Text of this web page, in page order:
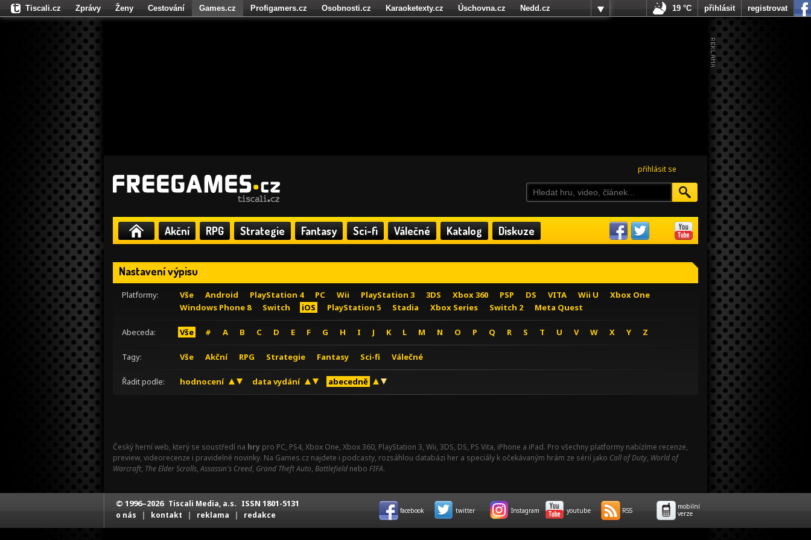
přihlásit se
Akční RPG Strategie Fantasy Sci-fi Válečné Katalog Diskuze
Nastavení výpisu
Platformy: Vše Android PlayStation 4 PC Wii PlayStation 3 3DS Xbox 360 PSP DS VITA Wii U
Xbox One
Windows Phone 8
Switch iOS PlayStation 5 Stadia Xbox Series Switch 2 Meta Quest
Abeceda: Vše # A B C D E F G H I J K L M N O P Q R S T U V W X Y Z
Tagy: Vše Akční RPG Strategie Fantasy Sci-fi Válečné
Řadit podle: hodnocení data vydání abecedně
Český herní web, který se soustředí na hry pro PC, PS4, Xbox One, Xbox 360, PlayStation 3, Wii, 3DS, DS, PS Vita, iPhone a iPad. Pro všechny platformy nabízíme recenze,
preview, videorecenze i pravidelné novinky. Na Games.cz najdete i podcasty, rozsáhlou databázi her a speciály k očekávaným hrám ze sérií jako Call of Duty, World of
Warcraft, The Elder Scrolls,Assassin's Creed, Grand Theft Auto, Battlefield nebo FIFA.
Tiscali.cz Zprávy Ženy Cestování Games.cz Profigamers.cz Osobnosti.cz Karaoketexty.cz Úschovna.cz
Nedd.cz
Fights.cz
19 °C přihlásit registrovat
© 1996–2026 Tiscali Media, a.s. ISSN 1801-5131
o nás | kontakt | reklama | redakce facebook twitter Instagram youtube RSS
mobilní
verze